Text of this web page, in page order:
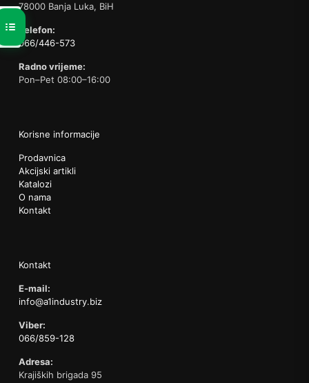
78000 Banja Luka, BiH
Telefon:
066/446-573
Radno vrijeme:
Pon–Pet 08:00–16:00
Korisne informacije
Prodavnica
Akcijski artikli
Katalozi
O nama
Kontakt
Kontakt
E-mail:
info@a1industry.biz
Viber:
066/859-128
Adresa:
Krajiških brigada 95